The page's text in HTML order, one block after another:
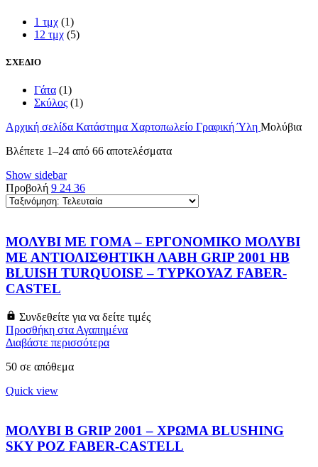
1 τμχ (1)
12 τμχ (5)
ΣΧΕΔΙΟ
Γάτα (1)
Σκύλος (1)
Αρχική σελίδα Κατάστημα Χαρτοπωλείο Γραφική Ύλη Μολύβια
Βλέπετε 1–24 από 66 αποτελέσματαSorted
Show sidebar
Προβολή 9 24 36
ΜΟΛΥΒΙ ΜΕ ΓΟΜΑ – ΕΡΓΟΝΟΜΙΚΟ ΜΟΛΥΒΙ
ΜΕ ΑΝΤΙΟΛΙΣΘΗΤΙΚΗ ΛΑΒΗ GRIP 2001 HB
BLUISH TURQUOISE – ΤΥΡΚΟΥΑΖ FABER-
CASTEL
Συνδεθείτε για να δείτε τιμές
Προσθήκη στα Αγαπημένα
Διαβάστε περισσότερα
50 σε απόθεμα
Quick view
ΜΟΛΥΒΙ B GRIP 2001 – ΧΡΩΜΑ BLUSHING
SKY ΡΟΖ FABER-CASTELL